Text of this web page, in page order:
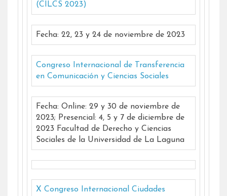
(CILCS 2023)
Fecha: 22, 23 y 24 de noviembre de 2023
Congreso Internacional de Transferencia
en Comunicación y Ciencias Sociales
Fecha: Online: 29 y 30 de noviembre de
2023; Presencial: 4, 5 y 7 de diciembre de
2023 Facultad de Derecho y Ciencias
Sociales de la Universidad de La Laguna
X Congreso Internacional Ciudades